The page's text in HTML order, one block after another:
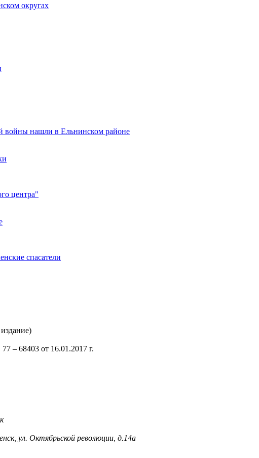
округах
войны нашли в Ельнинском районе
центра"
спасатели
издание)
– 68403 от 16.01.2017 г.
ул. Октябрьской революции, д.14а